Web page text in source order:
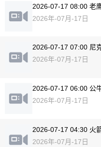
2026-07-17 08:00 老
2026年-07月-17日
2026-07-17 07:00 尼
2026年-07月-17日
2026-07-17 06:00 公
2026年-07月-17日
2026-07-17 04:30 火
2026年-07月-17日